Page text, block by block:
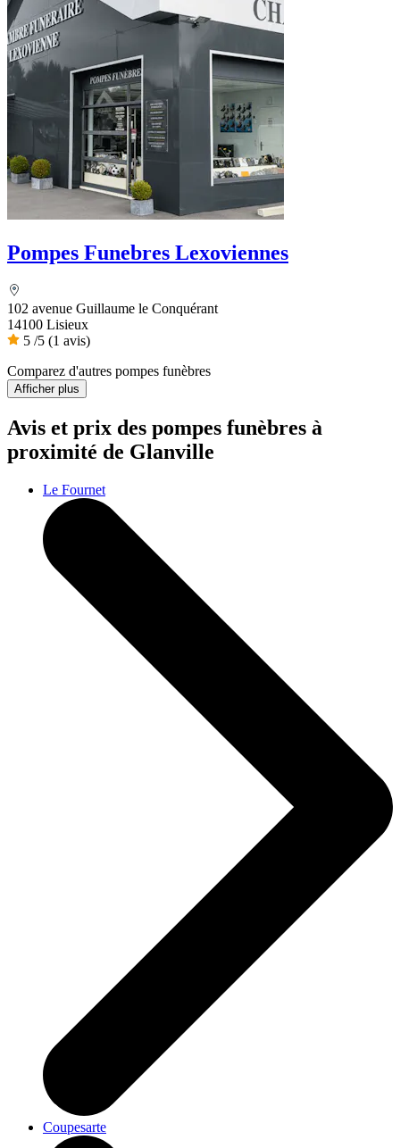
Pompes Funebres Lexoviennes
102 avenue Guillaume le Conquérant
14100 Lisieux
5 /5 (1 avis)
Comparez d'autres pompes funèbres
Afficher plus
Avis et prix des pompes funèbres à
proximité de Glanville
Le Fournet
Coupesarte